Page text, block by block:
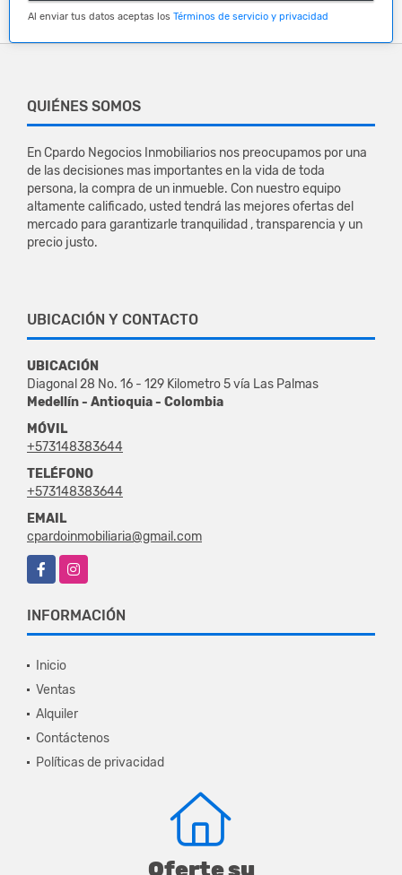
Al enviar tus datos aceptas los Términos de servicio y privacidad
QUIÉNES SOMOS
En Cpardo Negocios Inmobiliarios nos preocupamos por una
de las decisiones mas importantes en la vida de toda
persona, la compra de un inmueble. Con nuestro equipo
altamente calificado, usted tendrá las mejores ofertas del
mercado para garantizarle tranquilidad , transparencia y un
precio justo.
UBICACIÓN Y CONTACTO
UBICACIÓN
Diagonal 28 No. 16 - 129 Kilometro 5 vía Las Palmas
Medellín - Antioquia - Colombia
MÓVIL
+573148383644
TELÉFONO
+573148383644
EMAIL
cpardoinmobiliaria@gmail.com
FacebookInstagram
INFORMACIÓN
Inicio
Ventas
Alquiler
Contáctenos
Políticas de privacidad
Oferte su